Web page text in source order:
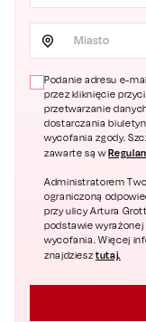
Miasto
Podanie adresu e-
przez kliknięcie
przetwarzanie
dostarczania
wycofania zgody.
zawarte są w
Administratorem
ograniczoną
przy ulicy Artura
podstawie wyrażonej
wycofania. Więcej
znajdziesztutaj.